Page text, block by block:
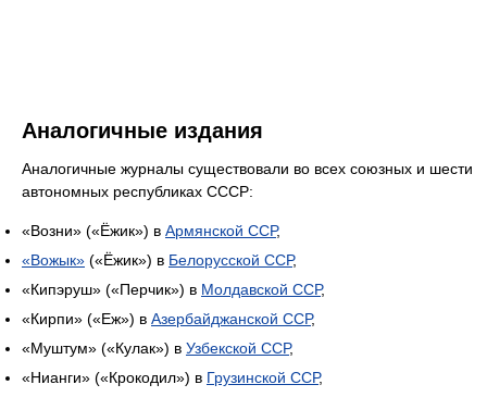
Аналогичные издания
Аналогичные журналы существовали во всех союзных и шести
автономных республиках СССР:
«Возни» («Ёжик») в Армянской ССР,
«Вожык» («Ёжик») в Белорусской ССР,
«Кипэруш» («Перчик») в Молдавской ССР,
«Кирпи» («Еж») в Азербайджанской ССР,
«Муштум» («Кулак») в Узбекской ССР,
«Нианги» («Крокодил») в Грузинской ССР,